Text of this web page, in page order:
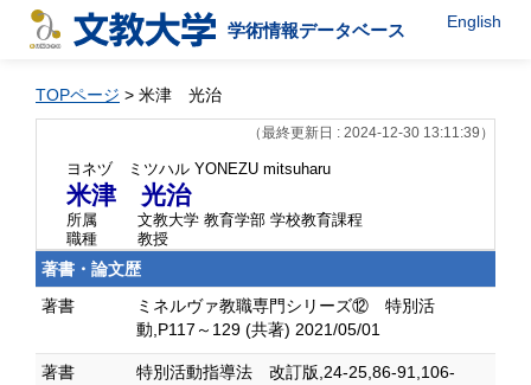
学術情報データベース English
TOPページ > 米津 光治
（最終更新日 : 2024-12-30 13:11:39）
ヨネヅ ミツハル YONEZU mitsuharu
米津 光治
所属
文教大学 教育学部 学校教育課程
職種
教授
著書・論文歴
著書
ミネルヴァ教職専門シリーズ⑫ 特別活
動,P117～129 (共著) 2021/05/01
著書
特別活動指導法 改訂版,24-25,86-91,106-